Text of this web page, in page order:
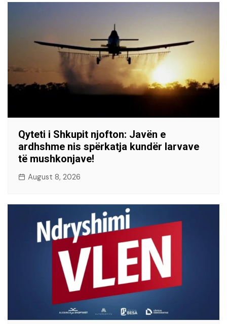
Qyteti i Shkupit njofton: Javën e
ardhshme nis spërkatja kundër larvave
të mushkonjave!
August 8, 2026